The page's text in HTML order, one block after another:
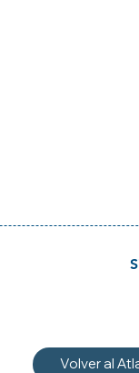
Volver al